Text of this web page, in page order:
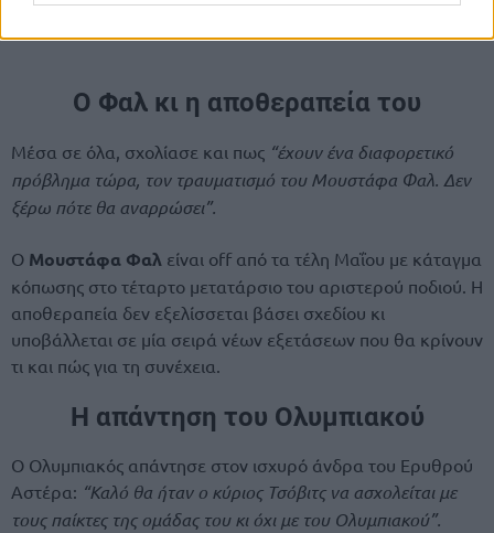
Ο Φαλ κι η αποθεραπεία του
Μέσα σε όλα, σχολίασε και πως “έχουν ένα διαφορετικό
πρόβλημα τώρα, τον τραυματισμό του Μουστάφα Φαλ. Δεν
ξέρω πότε θα αναρρώσει”.
Ο Μουστάφα Φαλ είναι off από τα τέλη Μαΐου με κάταγμα
κόπωσης στο τέταρτο μετατάρσιο του αριστερού ποδιού. Η
αποθεραπεία δεν εξελίσσεται βάσει σχεδίου κι
υποβάλλεται σε μία σειρά νέων εξετάσεων που θα κρίνουν
τι και πώς για τη συνέχεια.
Η απάντηση του Ολυμπιακού
Ο Ολυμπιακός απάντησε στον ισχυρό άνδρα του Ερυθρού
Αστέρα: “Καλό θα ήταν ο κύριος Τσόβιτς να ασχολείται με
τους παίκτες της ομάδας του κι όχι με του Ολυμπιακού”.